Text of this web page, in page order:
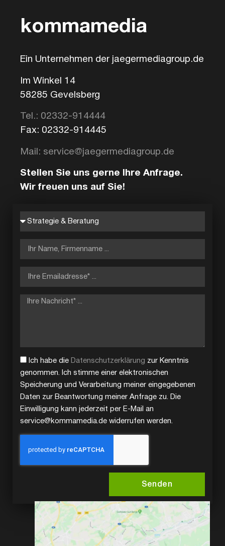
kommamedia
Ein Unternehmen der jaegermediagroup.de
Im Winkel 14
58285 Gevelsberg
Tel.: 02332-914444
Fax: 02332-914445
Mail: service@jaegermediagroup.de
Stellen Sie uns gerne Ihre Anfrage.
Wir freuen uns auf Sie!
Ich habe die Datenschutzerklärung zur Kenntnis
genommen. Ich stimme einer elektronischen
Speicherung und Verarbeitung meiner eingegebenen
Daten zur Beantwortung meiner Anfrage zu. Die
Einwilligung kann jederzeit per E-Mail an
service@kommamedia.de widerrufen werden.
Senden